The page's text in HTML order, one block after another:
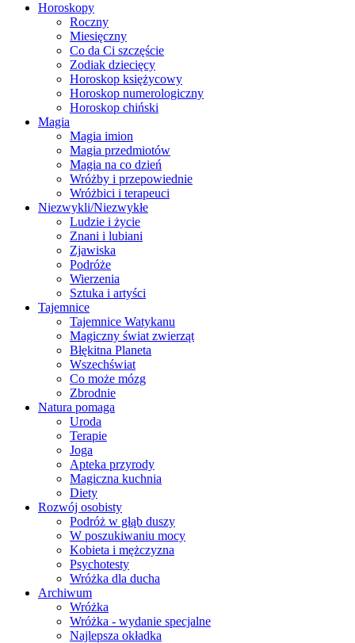
Horoskopy
Roczny
Miesięczny
Co da Ci szczęście
Zodiak dziecięcy
Horoskop księżycowy
Horoskop numerologiczny
Horoskop chiński
Magia
Magia imion
Magia przedmiotów
Magia na co dzień
Wróżby i przepowiednie
Wróżbici i terapeuci
Niezwykli/Niezwykłe
Ludzie i życie
Znani i lubiani
Zjawiska
Podróże
Wierzenia
Sztuka i artyści
Tajemnice
Tajemnice Watykanu
Magiczny świat zwierząt
Błękitna Planeta
Wszechświat
Co może mózg
Zbrodnie
Natura pomaga
Uroda
Terapie
Joga
Apteka przyrody
Magiczna kuchnia
Diety
Rozwój osobisty
Podróż w głąb duszy
W poszukiwaniu mocy
Kobieta i mężczyzna
Psychotesty
Wróżka dla ducha
Archiwum
Wróżka
Wróżka - wydanie specjalne
Najlepsza okładka